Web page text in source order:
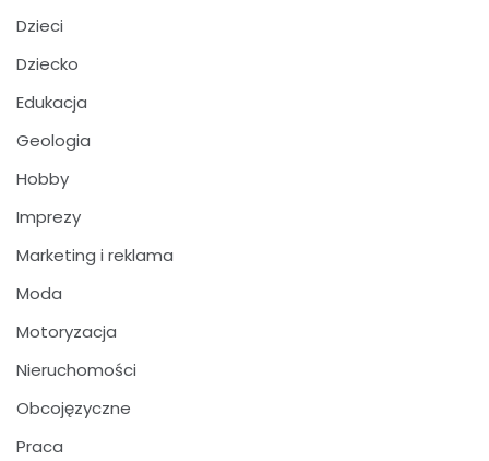
Dzieci
Dziecko
Edukacja
Geologia
Hobby
Imprezy
Marketing i reklama
Moda
Motoryzacja
Nieruchomości
Obcojęzyczne
Praca